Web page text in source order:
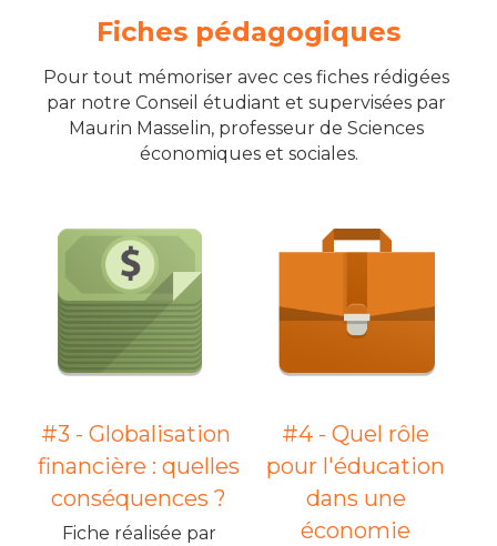
Fiches pédagogiques
Pour tout mémoriser avec ces fiches rédigées
par notre Conseil étudiant et supervisées par
Maurin Masselin, professeur de Sciences
économiques et sociales.
#3 - Globalisation
financière : quelles
conséquences ?
Fiche réalisée par
#4 - Quel rôle
pour l'éducation
dans une
économie